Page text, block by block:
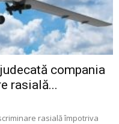
compania
rasială...
rasială împotriva